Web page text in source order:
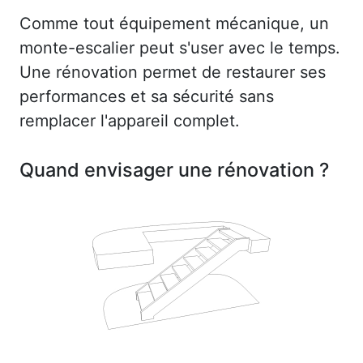
Comme tout équipement mécanique, un
monte-escalier peut s'user avec le temps.
Une rénovation permet de restaurer ses
performances et sa sécurité sans
remplacer l'appareil complet.
Quand envisager une rénovation ?